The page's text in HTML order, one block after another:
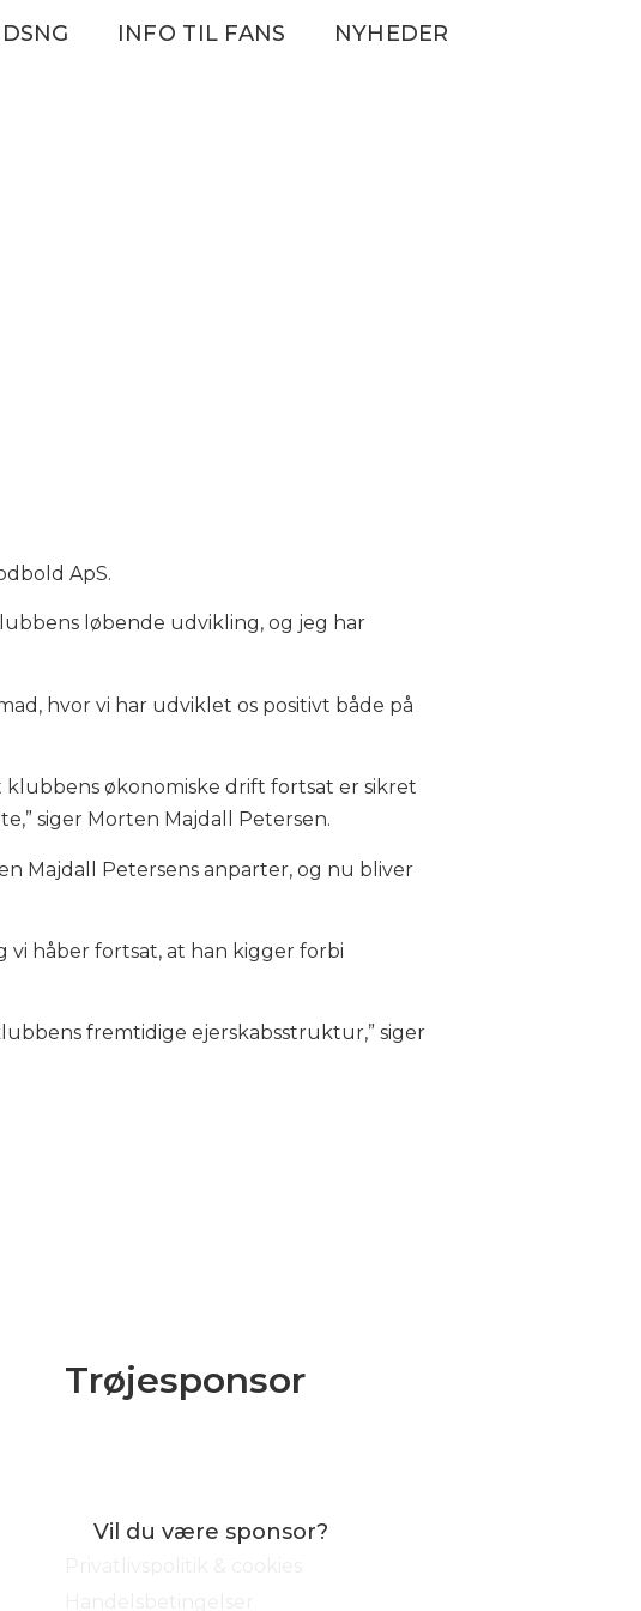
INFO TIL FANS NYHEDER
ApS.
løbende udvikling, og jeg har
hvor vi har udviklet os positivt både på
økonomiske drift fortsat er sikret
siger Morten Majdall Petersen.
Majdall Petersens anparter, og nu bliver
håber fortsat, at han kigger forbi
fremtidige ejerskabsstruktur,” siger
Trøjesponsor
Vil du være sponsor?